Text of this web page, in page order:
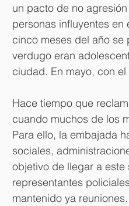
un pacto de no
personas influyentes en
cinco meses del año se
verdugo eran
ciudad. En mayo, con
Hace tiempo que
cuando muchos de los
Para ello, la embajada
sociales,
objetivo de llegar a
representantes
mantenido ya